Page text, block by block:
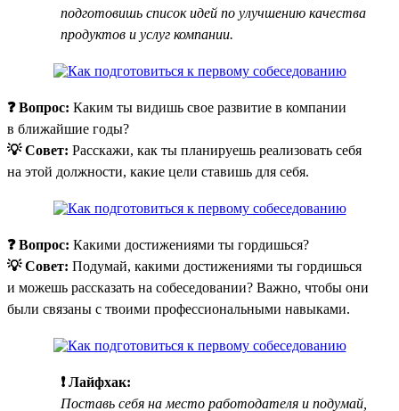
подготовишь список идей по улучшению качества
продуктов и услуг компании.
❓ Вопрос: Каким ты видишь свое развитие в компании
в ближайшие годы?
💡 Совет: Расскажи, как ты планируешь реализовать себя
на этой должности, какие цели ставишь для себя.
❓ Вопрос: Какими достижениями ты гордишься?
💡 Совет: Подумай, какими достижениями ты гордишься
и можешь рассказать на собеседовании? Важно, чтобы они
были связаны с твоими профессиональными навыками.
❗ Лайфхак:
Поставь себя на место работодателя и подумай,